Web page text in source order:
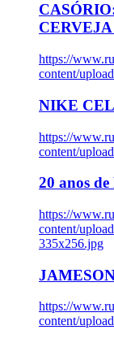
https://
content/
NIKE
https://
content/
20 anos
https://
content/
335x256.jpg
https://
content/